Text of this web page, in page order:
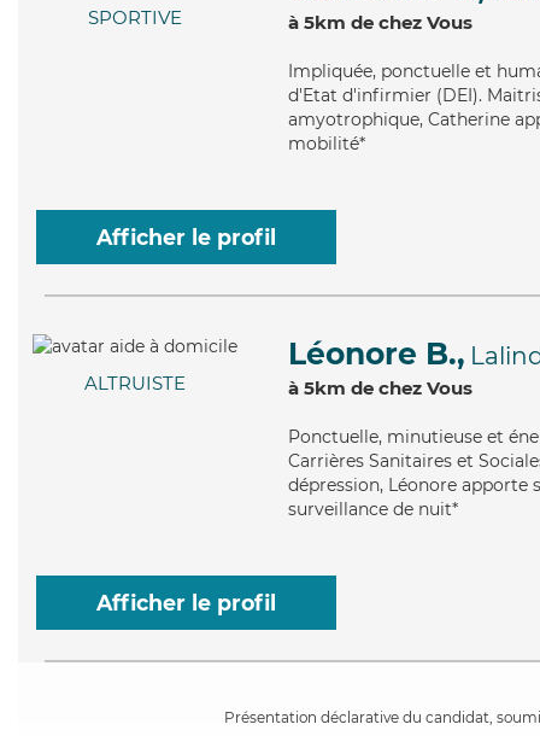
SPORTIVE à 5km de chez Vous
Impliquée, ponctuelle et
d'Etat d'infirmier (DEI).
amyotrophique, Catherine
mobilité*
Afficher le profil
ALTRUISTE
Léonore B.,
à 5km de chez Vous
Ponctuelle, minutieuse et
Carrières Sanitaires et
dépression, Léonore apporte
surveillance de nuit*
Afficher le profil
Présentation déclarative du candidat,